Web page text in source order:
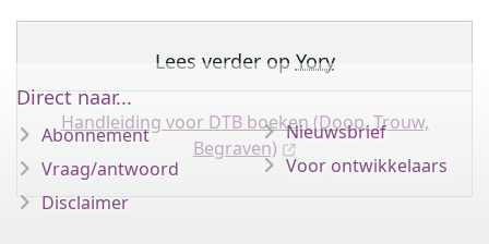
Lees verder op Yory
Handleiding voor DTB boeken (Doop, Trouw,
Begraven)
Direct naar...
Abonnement
Vraag/antwoord
Disclaimer
Nieuwsbrief
Voor ontwikkelaars